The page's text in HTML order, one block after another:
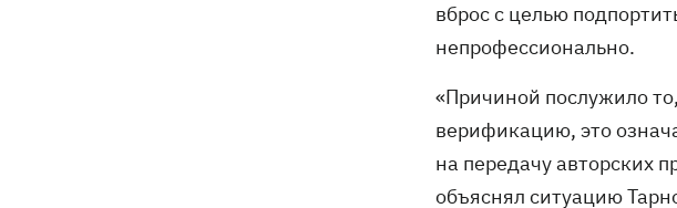
вброс с целью
непрофессионально.
«Причиной послужило
верификацию, это
на передачу авторских
объяснял ситуацию